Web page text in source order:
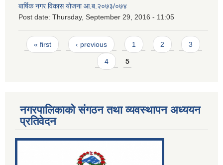
बार्षिक नगर विकास योजना आ.ब.२०७३/०७४
Post date: Thursday, September 29, 2016 - 11:05
Pages
« first ‹ previous 1 2 3
4 5
नगरपालिकाको संगठन तथा व्यवस्थापन अध्ययन
प्रतिवेदन